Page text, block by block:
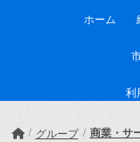
ホーム
利
グループ 商業・サ